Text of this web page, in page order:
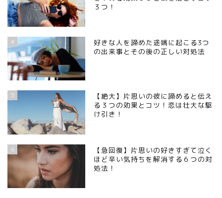
３つ！
4
好きな人を諦めた途端に起こる3つ
の出来事とその後の正しい対処法
5
【絶大】片思いの彼に諦めると伝え
る３つの効果とコツ！恋は壮大な駆
け引き！
6
【急回復】片思いの好きすぎて泣く
ほど辛い気持ちを解消する６つの対
処法！